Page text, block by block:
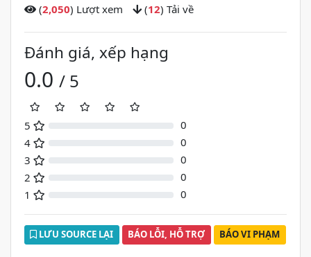
(2,050) Lượt xem (12) Tải về
Đánh giá, xếp hạng
0.0 / 5
5
0
4
0
3
0
2
0
1
0
LƯU SOURCE LẠI BÁO LỖI, HỖ TRỢ BÁO VI PHẠM